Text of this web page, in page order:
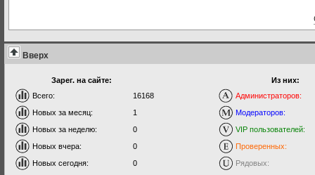
Вверх
Зарег. на сайте:
Всего:
16168
Новых за месяц:
1
Новых за неделю:
0
Новых вчера:
0
Новых сегодня:
0
Из них:
Администраторов:
Модераторов:
VIP пользователей:
Проверенных:
Рядовых: